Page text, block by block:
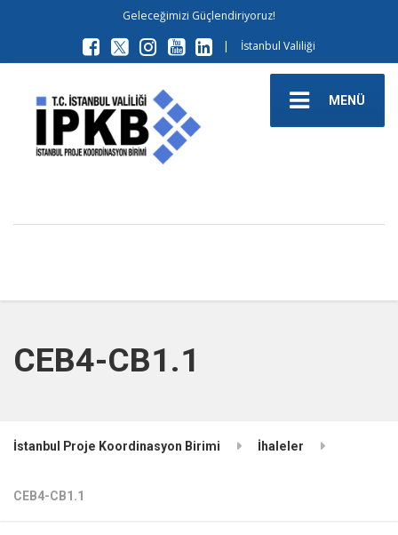
Geleceğimizi Güçlendiriyoruz!
|
İstanbul Valiliği
MENÜ
CEB4-CB1.1
İstanbul Proje Koordinasyon Birimi İhaleler
CEB4-CB1.1